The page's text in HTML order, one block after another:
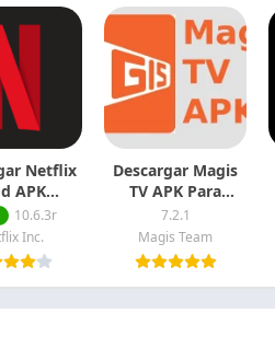
Netflix
APK
10.6.3r
Inc.
Descargar Magis
TV APK Para
Android
7.2.1
Magis Team